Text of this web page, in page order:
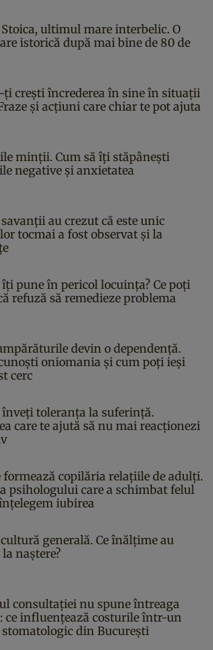
Stoica, ultimul mare interbelic. O
istorică după mai bine de 80 de
ți crești încrederea în sine în situații
și acțiuni care chiar te pot ajuta
minții. Cum să îți stăpânești
negative și anxietatea
savanții au crezut că este unic
tocmai a fost observat și la
pune în pericol locuința? Ce poți
refuză să remedieze problema
devin o dependență.
oniomania și cum poți ieși
cerc
înveți toleranța la suferință.
care te ajută să nu mai reacționezi
formează copilăria relațiile de adulți.
psihologului care a schimbat felul
iubirea
generală. Ce înălțime au
naștere?
consultației nu spune întreaga
ce influențează costurile într-un
din București